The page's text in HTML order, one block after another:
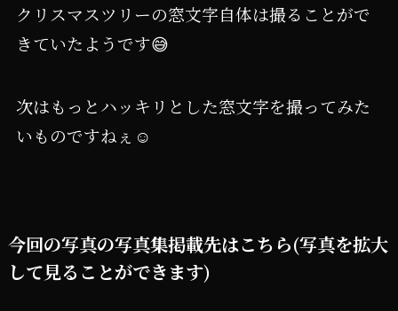
クリスマスツリーの窓文字自体は撮ることがで
きていたようです😅
次はもっとハッキリとした窓文字を撮ってみた
いものですねぇ☺️
今回の写真の写真集掲載先はこちら(写真を拡大
して見ることができます)